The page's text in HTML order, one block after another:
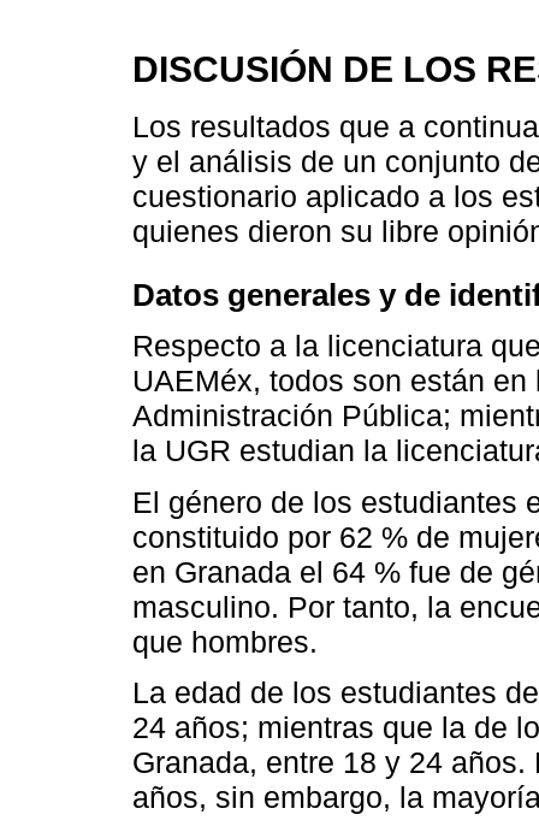
DISCUSIÓN DE LOS
Los resultados que a
y el análisis de un conjunto
cuestionario aplicado a los
quienes dieron su libre
Datos generales y de
Respecto a la licenciatura
UAEMéx, todos son están
Administración Pública;
la UGR estudian la
El género de los estudiantes
constituido por 62 % de
en Granada el 64 % fue de
masculino. Por tanto, la
que hombres.
La edad de los estudiantes
24 años; mientras que la de
Granada, entre 18 y 24
años, sin embargo, la